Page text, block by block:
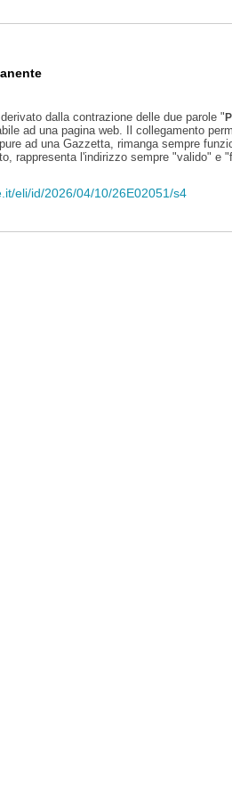
dalla contrazione delle due parole "
ad una pagina web. Il collegamento
ad una Gazzetta, rimanga sempre
rappresenta l'indirizzo sempre "valido"
eli/id/2026/04/10/26E02051/s4